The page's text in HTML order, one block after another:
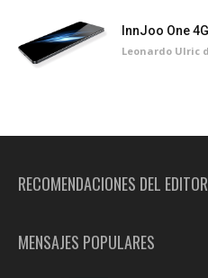
InnJoo One
Leonardo Ulric
RECOMENDACIONES DEL EDITOR
MENSAJES POPULARES